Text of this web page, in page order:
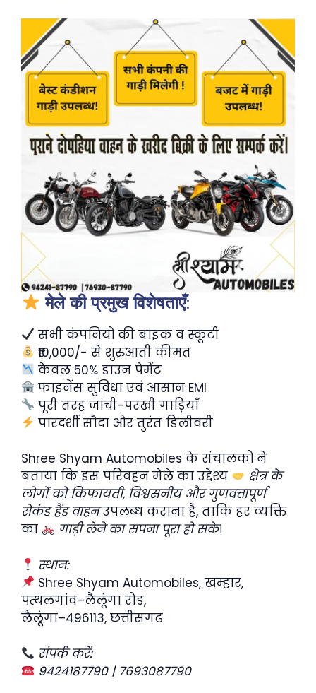
मेले की प्रमुख विशेषताएँ:
सभी कंपनियों की बाइक व स्कूटी
₹10,000/- से शुरुआती कीमत
केवल 50% डाउन पेमेंट
फाइनेंस सुविधा एवं आसान EMI
पूरी तरह जांची-परखी गाड़ियाँ
पारदर्शी सौदा और तुरंत डिलीवरी
Shree Shyam Automobiles के संचालकों ने
बताया कि इस परिवहन मेले का उद्देश्य
क्षेत्र के
लोगों को किफायती, विश्वसनीय और गुणवत्तापूर्ण
सेकंड हैंड वाहनउपलब्ध कराना है, ताकि हर व्यक्ति
का
गाड़ी लेने का सपना पूरा हो सके।
स्थान:
Shree Shyam Automobiles, खम्हार,
पत्थलगांव–लैलूंगा रोड,
लैलूंगा–496113, छत्तीसगढ़
संपर्क करें:
9424187790 | 7693087790